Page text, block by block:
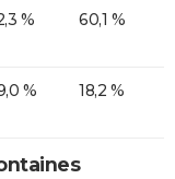
% 60,1 %
% 18,2 %